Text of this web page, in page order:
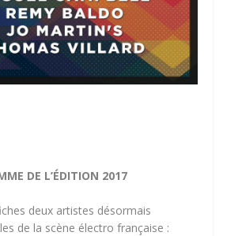
DE L’ÉDITION 2017
deux artistes désormais
de la scène électro française :